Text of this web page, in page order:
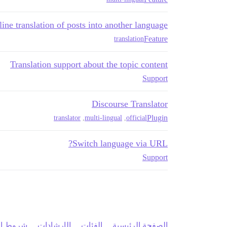
translation of posts into another language
Feature
translation
Translation support about the topic content
Support
Discourse Translator
Plugin
official
,
multi-lingual
,
translator
Switch language via URL?
Support
الصفحة الرئيسية الفئات الإرشادات شروط